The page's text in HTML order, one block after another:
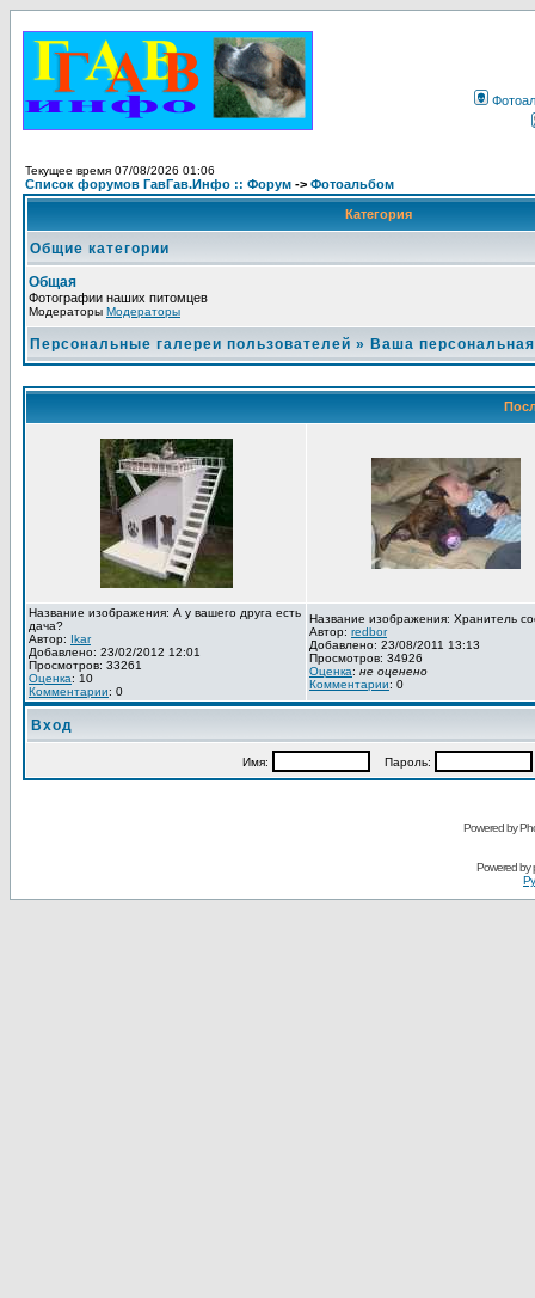
Текущее время 07/08/2026 01:06
Список форумов ГавГав.Инфо :: Форум -> Фотоальбом
Категория
Общие категории
Общая
Фотографии наших питомцев
Модераторы Модераторы
Персональные галереи пользователей » Ваша
Название изображения: А у вашего друга есть
дача?
Автор: Ikar
Добавлено: 23/02/2012 12:01
Просмотров: 33261
Оценка: 10
Комментарии: 0
Название изображения: Хранитель
Автор: redbor
Добавлено: 23/08/2011 13:13
Просмотров: 34926
Оценка: не оценено
Комментарии: 0
Вход
Имя: Пароль:
Powered by
Powered by